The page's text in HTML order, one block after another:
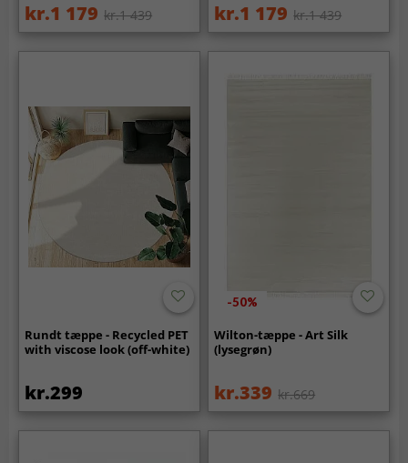
kr.1 179 kr.1 439 kr.1 179 kr.1 439
Rundt tæppe - Recycled PET
with viscose look (off-white)
kr.299
-50%
Wilton-tæppe - Art Silk
(lysegrøn)
kr.339 kr.669